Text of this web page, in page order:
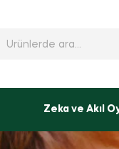
Zeka ve Akıl